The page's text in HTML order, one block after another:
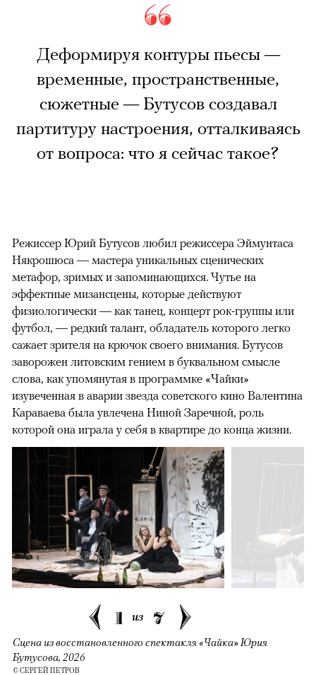
Деформируя контуры пьесы —
временные, пространственные,
сюжетные — Бутусов создавал
партитуру настроения, отталкиваясь
от вопроса: что я сейчас такое?
Режиссер Юрий Бутусов любил режиссера Эймунтаса
Някрошюса — мастера уникальных сценических
метафор, зримых и запоминающихся. Чутье на
эффектные мизансцены, которые действуют
физиологически — как танец, концерт рок-группы или
футбол, — редкий талант, обладатель которого легко
сажает зрителя на крючок своего внимания. Бутусов
заворожен литовским гением в буквальном смысле
слова, как упомянутая в программке «Чайки»
изувеченная в аварии звезда советского кино Валентина
Караваева была увлечена Ниной Заречной, роль
которой она играла у себя в квартире до конца жизни.
1 из 7
Сцена из восстановленного спектакля «Чайка» Юрия
Бутусова, 2026
© СЕРГЕЙ ПЕТРОВ